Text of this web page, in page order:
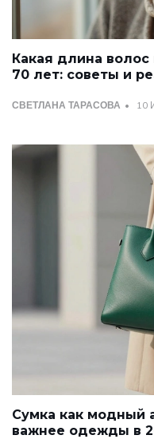
Какая длина
70 лет: советы и
СВЕТЛАНА ТАРАСОВА 10
Сумка как модный
важнее одежды в